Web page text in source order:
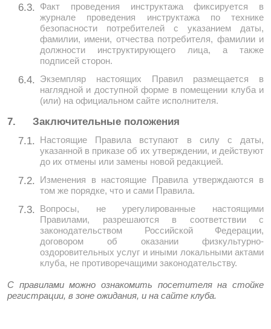
6.3.
Факт проведения инструктажа фиксируется в
журнале проведения инструктажа по технике
безопасности потребителей с указанием даты,
фамилии, имени, отчества потребителя, фамилии и
должности инструктирующего лица, а также
подписей сторон.
6.4.
Экземпляр настоящих Правил размещается в
наглядной и доступной форме в помещении клуба и
(или) на официальном сайте исполнителя.
7.
Заключительные положения
7.1.
Настоящие Правила вступают в силу с даты,
указанной в приказе об их утверждении, и действуют
до их отмены или замены новой редакцией.
7.2.
Изменения в настоящие Правила утверждаются в
том же порядке, что и сами Правила.
7.3.
Вопросы, не урегулированные настоящими
Правилами, разрешаются в соответствии с
законодательством Российской Федерации,
договором об оказании физкультурно-
оздоровительных услуг и иными локальными актами
клуба, не противоречащими законодательству.
С правилами можно ознакомить посетителя на стойке
регистрации, в зоне ожидания, и на сайте клуба.